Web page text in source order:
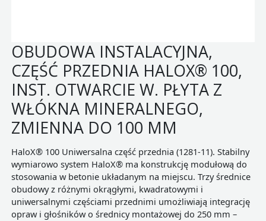
OBUDOWA INSTALACYJNA,
CZĘŚĆ PRZEDNIA HALOX® 100,
INST. OTWARCIE W. PŁYTA Z
WŁÓKNA MINERALNEGO,
ZMIENNA DO 100 MM
HaloX® 100 Uniwersalna część przednia (1281-11). Stabilny
wymiarowo system HaloX® ma konstrukcję modułową do
stosowania w betonie układanym na miejscu. Trzy średnice
obudowy z różnymi okrągłymi, kwadratowymi i
uniwersalnymi częściami przednimi umożliwiają integrację
opraw i głośników o średnicy montażowej do 250 mm –